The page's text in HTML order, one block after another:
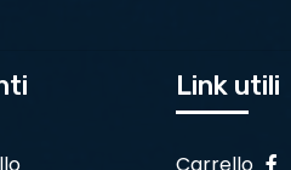
Link utili